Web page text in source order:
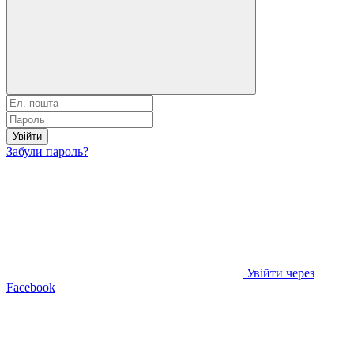
Увійти
Забули пароль?
Увійти через
Facebook